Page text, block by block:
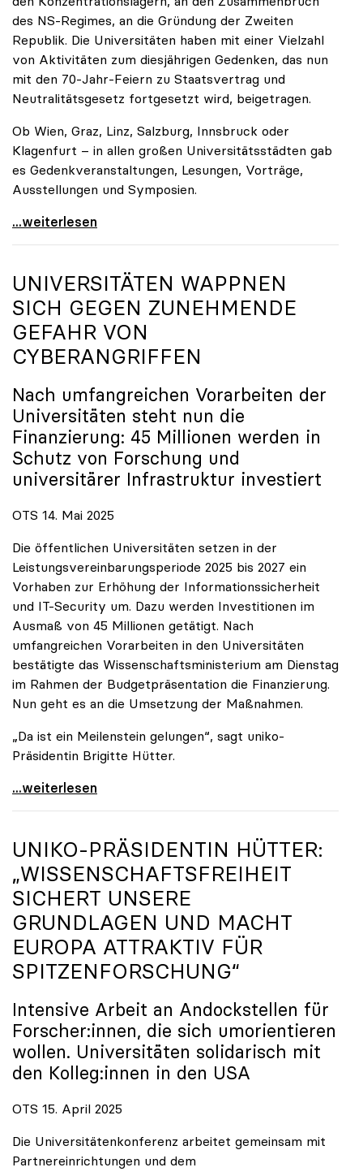
des NS-Regimes, an die Gründung der Zweiten
Republik. Die Universitäten haben mit einer Vielzahl
von Aktivitäten zum diesjährigen Gedenken, das nun
mit den 70-Jahr-Feiern zu Staatsvertrag und
Neutralitätsgesetz fortgesetzt wird, beigetragen.
Ob Wien, Graz, Linz, Salzburg, Innsbruck oder
Klagenfurt – in allen großen Universitätsstädten gab
es Gedenkveranstaltungen, Lesungen, Vorträge,
Ausstellungen und Symposien.
uniko-Präsidentin Brigitte Hütter zu Gedenkjahr:
...weiterlesen
UNIVERSITÄTEN WAPPNEN
SICH GEGEN ZUNEHMENDE
GEFAHR VON
CYBERANGRIFFEN
Nach umfangreichen Vorarbeiten der
Universitäten steht nun die
Finanzierung: 45 Millionen werden in
Schutz von Forschung und
universitärer Infrastruktur investiert
OTS 14. Mai 2025
Die öffentlichen Universitäten setzen in der
Leistungsvereinbarungsperiode 2025 bis 2027 ein
Vorhaben zur Erhöhung der Informationssicherheit
und IT-Security um. Dazu werden Investitionen im
Ausmaß von 45 Millionen getätigt. Nach
umfangreichen Vorarbeiten in den Universitäten
bestätigte das Wissenschaftsministerium am Dienstag
im Rahmen der Budgetpräsentation die Finanzierung.
Nun geht es an die Umsetzung der Maßnahmen.
„Da ist ein Meilenstein gelungen“, sagt uniko-
Präsidentin Brigitte Hütter.
Universitäten wappnen sich gegen zunehmende Gefahr
...weiterlesen
UNIKO-PRÄSIDENTIN HÜTTER:
„WISSENSCHAFTSFREIHEIT
SICHERT UNSERE
GRUNDLAGEN UND MACHT
EUROPA ATTRAKTIV FÜR
SPITZENFORSCHUNG“
Intensive Arbeit an Andockstellen für
Forscher:innen, die sich umorientieren
wollen. Universitäten solidarisch mit
den Kolleg:innen in den USA
OTS 15. April 2025
Die Universitätenkonferenz arbeitet gemeinsam mit
Partnereinrichtungen und dem